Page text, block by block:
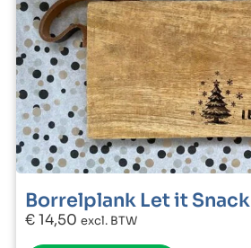
Borrelplank Let it Snack
€14,50 excl. BTW